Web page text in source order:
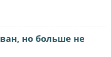
но больше не